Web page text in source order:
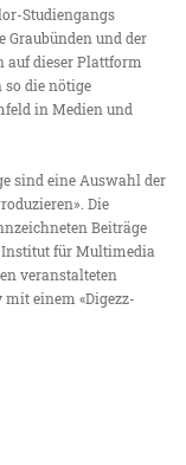
Studiengangs
Graubünden und der
auf dieser Plattform
die nötige
in Medien und
sind eine Auswahl der
Die
Beiträge
für Multimedia
veranstalteten
einem «Digezz-